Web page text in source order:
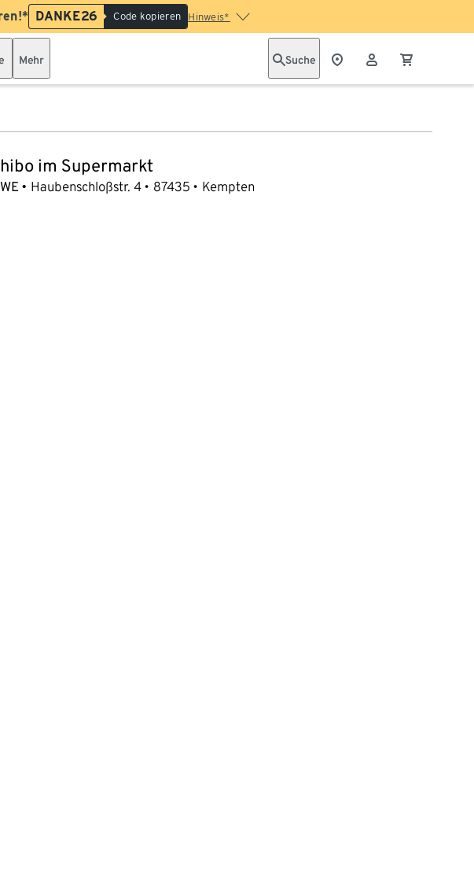
DANKE26 Code kopieren Hinweis*
Mehr Suche
im Supermarkt
Haubenschloßstr. 4 87435 Kempten